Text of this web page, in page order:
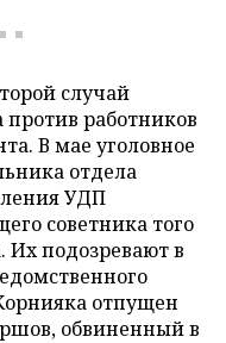
случай
против работников
В мае уголовное
отдела
УДП
советника того
подозревают в
отпущен
обвиненный в